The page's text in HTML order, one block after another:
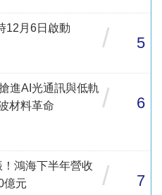
12月6日啟動
/ 5
進AI光通訊與低軌
材料革命
/ 6
鴻海下半年營收
億元
/ 7